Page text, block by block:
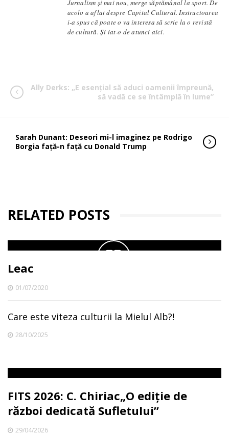
Jurnalism și mai nou, merge săptămânal la sport. De
acolo a aflat despre Capital Cultural. Instructoarea
i-a spus că poate o va interesa să scrie la o revistă
de cultură. Și iat-o de atunci aici.
Ally Derks: „E esențial să aduci oamenii împreună,
să vadă ce se întâmplă în lume”
Sarah Dunant: Deseori mi-l imaginez pe Rodrigo
Borgia față-n față cu Donald Trump
RELATED POSTS
Leac
01/07/2020
Care este viteza culturii la Mielul Alb?!
28/10/2025
FITS 2026: C. Chiriac„O ediție de
război dedicată Sufletului”
29/04/2026